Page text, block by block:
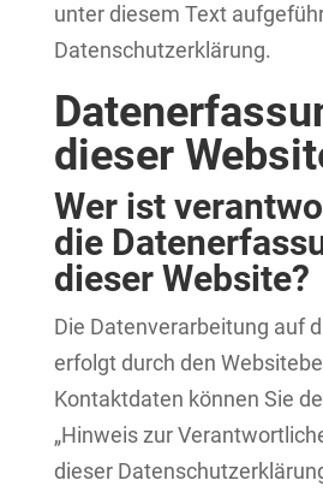
unter diesem Text
Datenschutzerklärung.
dieser
Wer ist
die
dieser Website?
Die Datenverarbeitung auf
erfolgt durch den
Kontaktdaten können Sie
„Hinweis zur
dieser